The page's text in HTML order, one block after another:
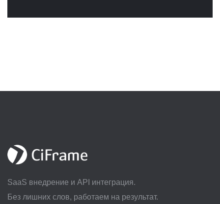
SaaS внедрение и API интеграция.
Без лишних слов, работаем на результат.